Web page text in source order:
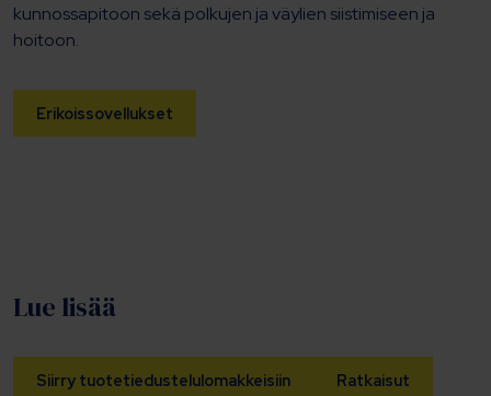
kunnossapitoon sekä polkujen ja väylien siistimiseen ja
hoitoon.
Erikoissovellukset
Lue lisää
Siirry tuotetiedustelulomakkeisiin Ratkaisut